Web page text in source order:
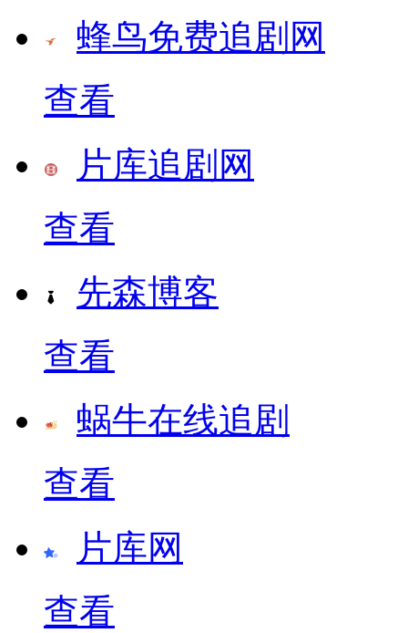
蜂鸟免费追剧网
查看
片库追剧网
查看
先森博客
查看
蜗牛在线追剧
查看
片库网
查看